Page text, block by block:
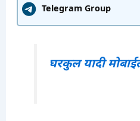
Telegram Group
घरकुल यादी